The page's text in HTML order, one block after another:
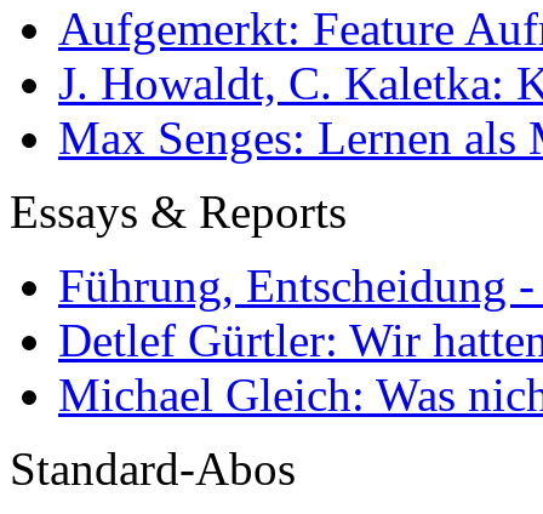
Aufgemerkt: Feature
J. Howaldt, C. Kaletka:
Max Senges: Lernen als
Essays & Reports
Führung, Entscheidung
Detlef Gürtler: Wir
Michael Gleich: Was
Standard-Abos